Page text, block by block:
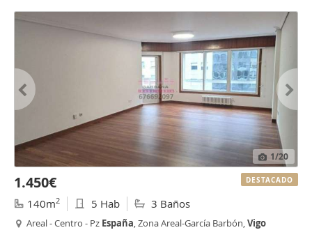
1/20
1.450€
140m2 5 Hab 3 Baños
Areal - Centro - Pz España, Zona Areal-García Barbón,Vigo
DESTACADO